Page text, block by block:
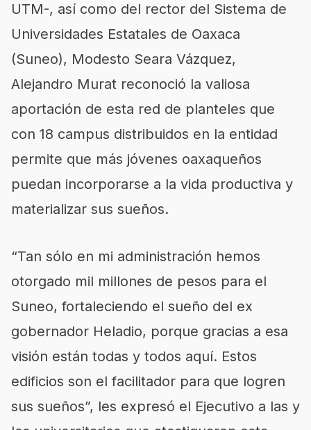
UTM-, así como del rector del Sistema de
Universidades Estatales de Oaxaca
(Suneo), Modesto Seara Vázquez,
Alejandro Murat reconoció la valiosa
aportación de esta red de planteles que
con 18 campus distribuidos en la entidad
permite que más jóvenes oaxaqueños
puedan incorporarse a la vida productiva y
materializar sus sueños.
“Tan sólo en mi administración hemos
otorgado mil millones de pesos para el
Suneo, fortaleciendo el sueño del ex
gobernador Heladio, porque gracias a esa
visión están todas y todos aquí. Estos
edificios son el facilitador para que logren
sus sueños”, les expresó el Ejecutivo a las y